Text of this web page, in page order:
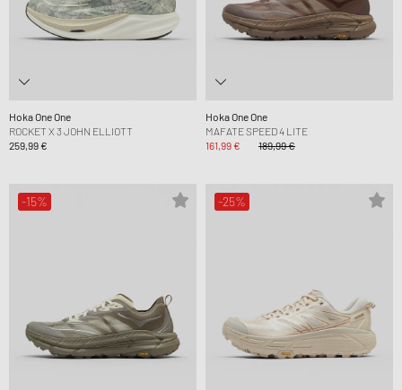
Hoka One One
ROCKET X 3 JOHN ELLIOTT
259,99 €
Hoka One One
MAFATE SPEED 4 LITE
161,99 €
189,99 €
-15% -25%